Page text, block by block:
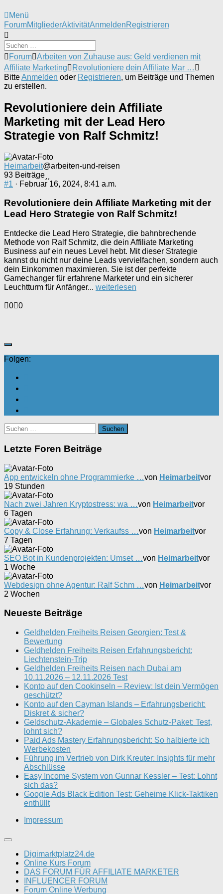
Menü
Forum-
Navigation
ForumMitgliederAktivitätAnmeldenRegistrieren
Forum-
Breadcrumbs
-
Du
bist
Forum Arbeiten von Zuhause aus: Geld verdienen mit
Affiliate Marketing
Revolutioniere dein Affiliate Mar …
BitteAnmelden oder Registrieren, um Beiträge und Themen
zu erstellen.
Revolutioniere dein Affiliate
Marketing mit der Lead Hero
Strategie von Ralf Schmitz!
Heimarbeit@arbeiten-und-reisen
93 Beiträge
#1 · Februar 16, 2024, 8:41 a.m.
Revolutioniere dein Affiliate Marketing mit der
Lead Hero Strategie von Ralf Schmitz!
Entdecke die Lead Hero Strategie, die bahnbrechende
Methode von Ralf Schmitz, die dein Affiliate Marketing
Business auf ein neues Level hebt. Mit dieser Strategie
kannst du nicht nur deine Leads vervielfachen, sondern auch
dein Einkommen maximieren. Sie ist der perfekte
Gamechanger für erfahrene Marketer und ein sicherer
Leuchtturm für Anfänger... weiterlesen
Anklicken
0 Anklicken
0
Folgen:
Suchen
nach:
Letzte Foren Beiträge
App entwickeln ohne Programmierke …von Heimarbeitvor
19 Stunden
Nach zwei Jahren Kryptostress: wa …von Heimarbeitvor
6 Tagen
Copy & Close Erfahrung: Verkaufss …von Heimarbeitvor
7 Tagen
SEO Bot in Kundenprojekten: Umset …von Heimarbeitvor
1 Woche
Webdesign ohne Agentur: Ralf Schm …von Heimarbeitvor
2 Wochen
Neueste Beiträge
Geldhelden Freiheits Reisen Georgien: Test &
Bewertung
Geldhelden Freiheits Reisen Erfahrungsbericht:
Liechtenstein-Trip
Geldhelden Freiheits Reisen nach Dubai am
10.11.2026 – 12.11.2026 Test
Konto auf den Cookinseln – Review: Ist dein Vermögen
geschützt?
Konto auf den Cayman Islands – Erfahrungsbericht:
Diskret & sicher?
Geldschutz-Akademie – Globales Schutz-Paket: Test,
lohnt sich?
Paid Ads Mastery Erfahrungsbericht: So halbierte ich
Werbekosten
Führung im Vertrieb von Dirk Kreuter: Insights für mehr
Abschlüsse
Easy Income System von Gunnar Kessler – Test: Lohnt
sich das?
Google Ads Black Edition Test: Geheime Klick-Taktiken
enthüllt
Impressum
Digimarktplatz24.de
Online Kurs Forum
DAS FORUM FÜR AFFILIATE MARKETER
INFLUENCER FORUM
Forum Online Werbung